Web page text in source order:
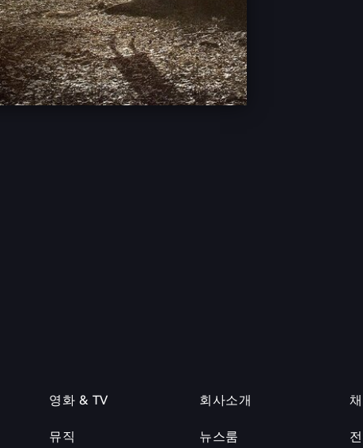
영화 & TV
뮤직
회사소개
뉴스룸